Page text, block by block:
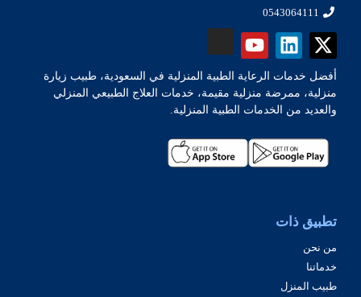
0543064111
أفضل خدمات الرعاية الطبية المنزلية في السعودية، طبيب زيارة
منزلية، ممرضة منزلية مقيمة، خدمات العلاج الطبيعي المنزلي
والعديد من الخدمات الطبية المنزلية.
تطبيق ذات
من نحن
خدماتنا
طبيب المنزل